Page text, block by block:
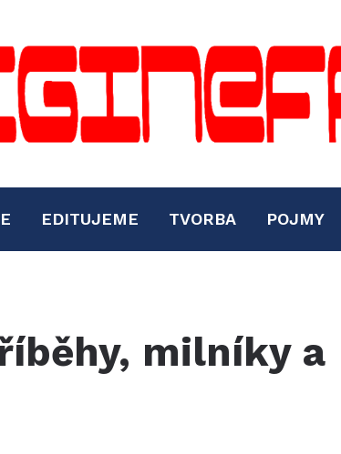
EDITUJEME TVORBA POJMY
milníky a